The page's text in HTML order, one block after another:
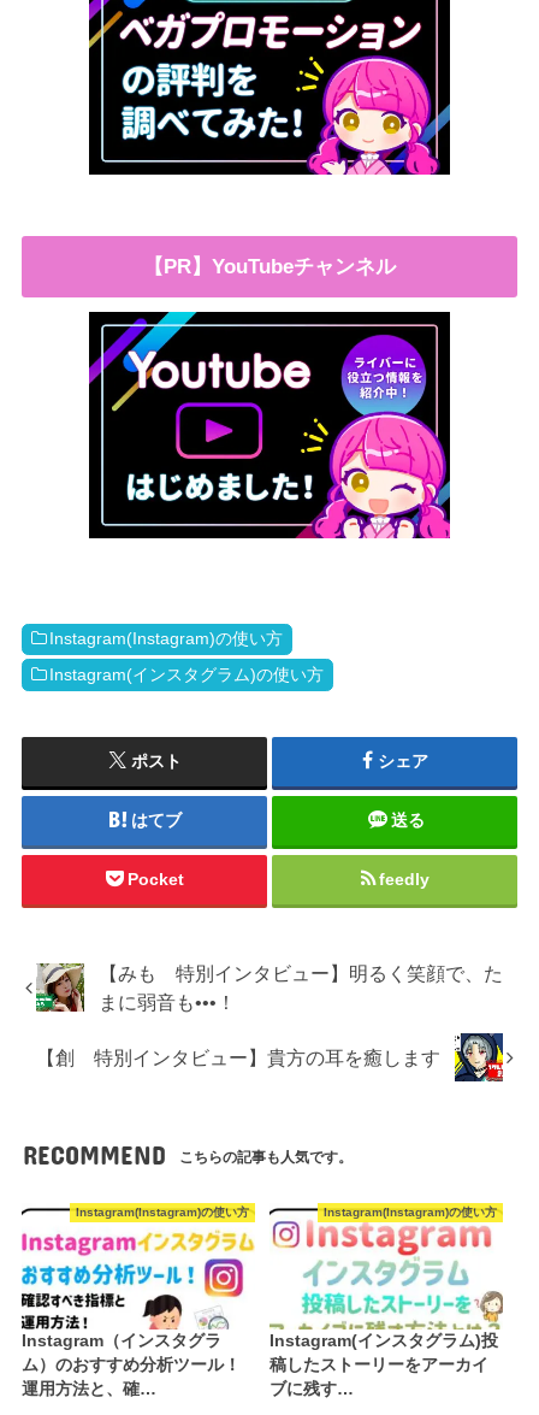
【PR】YouTubeチャンネル
Instagram(Instagram)の使い方
Instagram(インスタグラム)の使い方
ポスト シェア
はてブ 送る
Pocket feedly
【みも 特別インタビュー】明るく笑顔で、た
まに弱音も•••！
【創 特別インタビュー】貴方の耳を癒します
RECOMMEND こちらの記事も人気です。
Instagram(Instagram)の使い方
Instagram（インスタグラ
ム）のおすすめ分析ツール！
運用方法と、確…
Instagram(Instagram)の使い方
Instagram(インスタグラム)投
稿したストーリーをアーカイ
ブに残す…